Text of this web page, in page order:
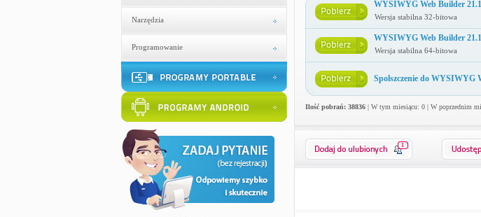
Narzędzia
Programowanie
WYSIWYG Web Builder
Wersja stabilna 32-bitowa
WYSIWYG Web Builder
Wersja stabilna 64-bitowa
Spolszczenie do WYSIWYG
Ilość pobrań: 38836| W tym miesiącu: 0 | W poprzednim
1